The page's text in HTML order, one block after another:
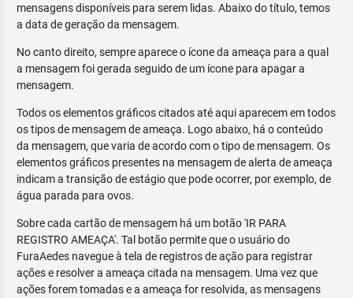
mensagens disponíveis para serem lidas. Abaixo do título, temos
a data de geração da mensagem.
No canto direito, sempre aparece o ícone da ameaça para a qual
a mensagem foi gerada seguido de um ícone para apagar a
mensagem.
Todos os elementos gráficos citados até aqui aparecem em todos
os tipos de mensagem de ameaça. Logo abaixo, há o conteúdo
da mensagem, que varia de acordo com o tipo de mensagem. Os
elementos gráficos presentes na mensagem de alerta de ameaça
indicam a transição de estágio que pode ocorrer, por exemplo, de
água parada para ovos.
Sobre cada cartão de mensagem há um botão 'IR PARA
REGISTRO AMEAÇA'. Tal botão permite que o usuário do
FuraAedes navegue à tela de registros de ação para registrar
ações e resolver a ameaça citada na mensagem. Uma vez que
ações forem tomadas e a ameaça for resolvida, as mensagens